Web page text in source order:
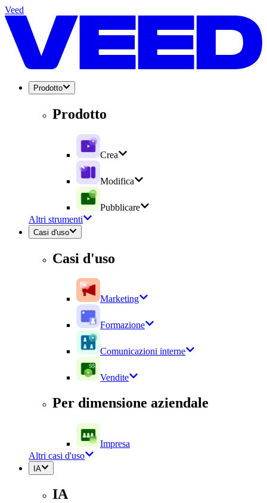
Veed
Prodotto
Prodotto
Crea
Modifica
Pubblicare
Altri strumenti
Casi d'uso
Casi d'uso
Marketing
Formazione
Comunicazioni interne
Vendite
Per dimensione aziendale
Impresa
Altri casi d'uso
IA
IA